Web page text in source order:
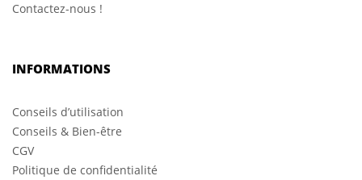
Contactez-nous !
INFORMATIONS
Conseils d’utilisation
Conseils & Bien-être
CGV
Politique de confidentialité